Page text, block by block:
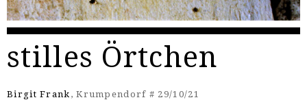
stilles Örtchen
Birgit Frank , Krumpendorf # 29/10/21